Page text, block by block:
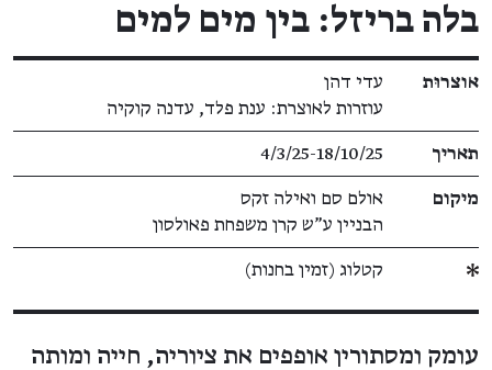
בלה בריזל: בין מים למים
פרטי תערוכה
אוצרוּת
עדי דהן
עוזרות לאוצרת: ענת פלד, עדנה קוקיה
תאריך 4/3/25​-​18/10/25
מיקום
אולם סם ואילה זקס
הבניין ע"ש קרן משפחת פאולסון
קטלוג (זמין בחנות)
עומק ומסתורין אופפים את ציוריה, חייה ומותה